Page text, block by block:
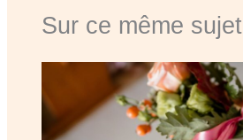
Sur ce même sujet